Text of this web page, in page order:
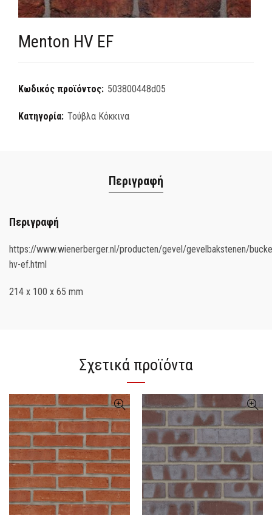
Menton HV EF
Κωδικός προϊόντος: 503800448d05
Κατηγορία: Τούβλα Κόκκινα
Περιγραφή
Περιγραφή
https://www.wienerberger.nl/producten/gevel/gevelbakstenen/
hv-ef.html
214 x 100 x 65 mm
Σχετικά προϊόντα